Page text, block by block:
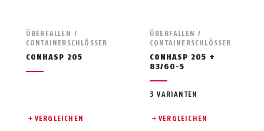
ÜBERFALLEN /
CONTAINERSCHLÖSSER
CONHASP 205
VERGLEICHEN
ÜBERFALLEN /
CONTAINERSCHLÖSSER
CONHASP 205 +
83/60-5
3 VARIANTEN
VERGLEICHEN